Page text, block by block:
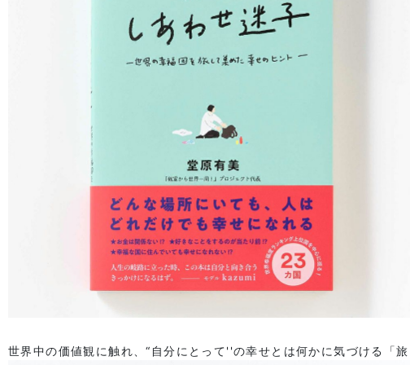
世界中の価値観に触れ、“自分にとって''の幸せとは何かに気づける「旅